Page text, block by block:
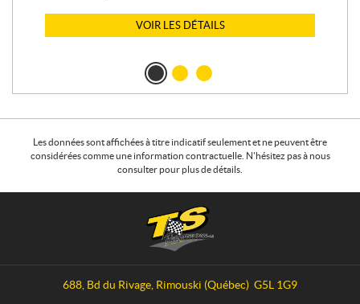
VOIR LES DÉTAILS
Les données sont affichées à titre indicatif seulement et ne peuvent être
considérées comme une information contractuelle. N'hésitez pas à nous
consulter pour plus de détails.
688, Bd du Rivage Rimouski (Québec) G5L 1G9